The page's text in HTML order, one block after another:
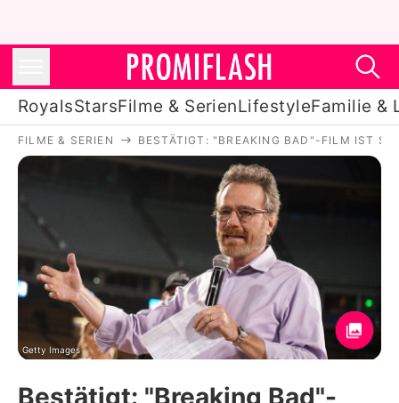
RoyalsStarsFilme & SerienLifestyleFamilie &
Royals
Stars
Filme & Serien
Lifestyle
Familie & Liebe
Promiflash Exklusiv
FILME & SERIEN BESTÄTIGT: "BREAKING BAD"-FILM IST
Getty Images
Bestätigt: "Breaking Bad"-